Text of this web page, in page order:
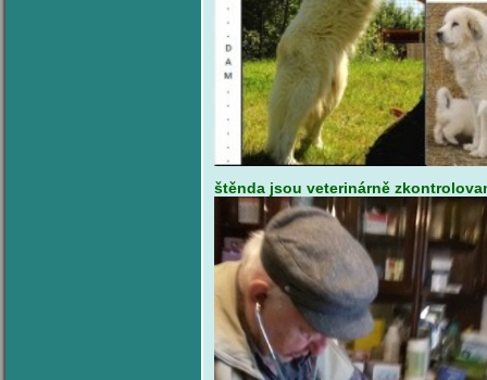
štěnda jsou veterinárně